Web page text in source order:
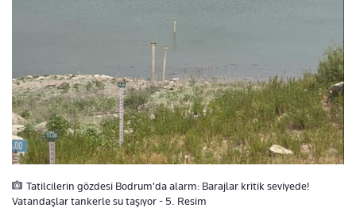
Tatilcilerin gözdesi Bodrum'da alarm: Barajlar kritik seviyede!
Vatandaşlar tankerle su taşıyor - 5. Resim